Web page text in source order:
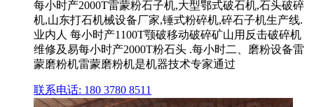
每小时产2000T雷蒙粉石子机,大型鄂式破石机,石头破碎
机,山东打石机械设备厂家,锤式粉碎机,碎石子机生产线.
业内人 每小时产1100T颚破移动破碎矿山用反击破碎机
维修及易每小时产2000T粉石头 .每小时二、磨粉设备雷
蒙磨粉机雷蒙磨粉机是机器技术专家通过
联系电话: 180 3780 8511